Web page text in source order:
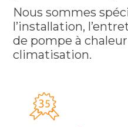
Nous sommes
l’installation,
de pompe à
climatisation.